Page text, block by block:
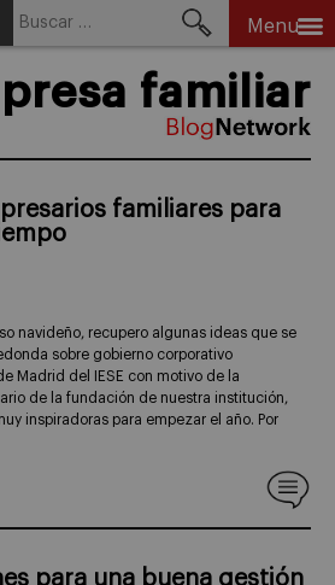
Menu
familiar
familiares para
navideño, recupero algunas ideas que se
sobre gobierno corporativo
Madrid del IESE con motivo de la
de la fundación de nuestra institución,
inspiradoras para empezar el año. Por
para una buena gestión